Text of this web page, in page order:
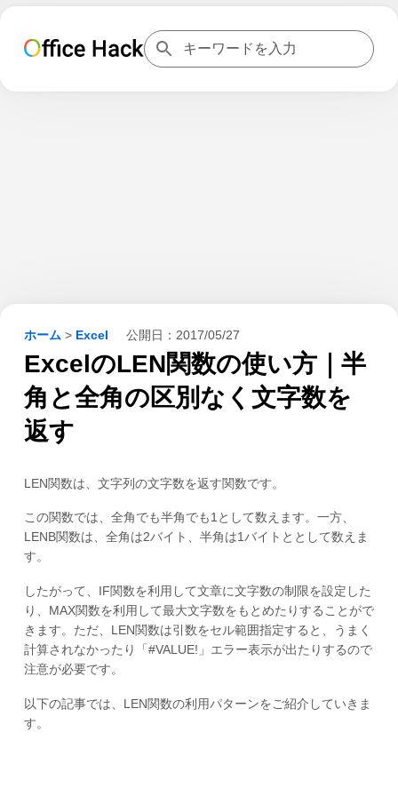
ホーム > Excel 公開日： 2017/05/27
ExcelのLEN関数の使い方｜半
角と全角の区別なく文字数を
返す
LEN関数は、文字列の文字数を返す関数です。
この関数では、全角でも半角でも1として数えます。一方、
LENB関数は、全角は2バイト、半角は1バイトととして数えま
す。
したがって、IF関数を利用して文章に文字数の制限を設定した
り、MAX関数を利用して最大文字数をもとめたりすることがで
きます。ただ、LEN関数は引数をセル範囲指定すると、うまく
計算されなかったり「#VALUE!」エラー表示が出たりするので
注意が必要です。
以下の記事では、LEN関数の利用パターンをご紹介していきま
す。